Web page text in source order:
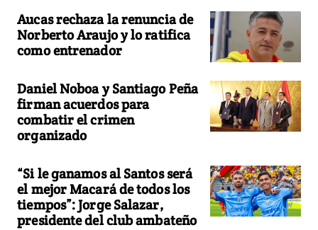
Aucas rechaza la renuncia de
Norberto Araujo y lo ratifica
como entrenador
Daniel Noboa y Santiago Peña
firman acuerdos para
combatir el crimen
organizado
“Si le ganamos al Santos será
el mejor Macará de todos los
tiempos”: Jorge Salazar,
presidente del club ambateño